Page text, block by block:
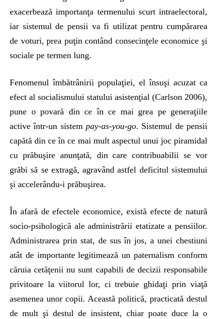
exacerbează importanţa termenului scurt intraelectoral,
iar sistemul de pensii va fi utilizat pentru cumpărarea
de voturi, prea puţin contând consecinţele economice şi
sociale pe termen lung.
Fenomenul îmbătrânirii populaţiei, el însuşi acuzat ca
efect al socialismului statului asistenţial (Carlson 2006),
pune o povară din ce în ce mai grea pe generaţiile
active într-un sistem pay-as-you-go. Sistemul de pensii
capătă din ce în ce mai mult aspectul unui joc piramidal
cu prăbuşire anunţată, din care contribuabilii se vor
grăbi să se extragă, agravând astfel deficitul sistemului
şi accelerându-i prăbuşirea.
În afară de efectele economice, există efecte de natură
socio-psihologică ale administrării etatizate a pensiilor.
Administrarea prin stat, de sus în jos, a unei chestiuni
atât de importante legitimează un paternalism conform
căruia cetăţenii nu sunt capabili de decizii responsabile
privitoare la viitorul lor, ci trebuie ghidaţi prin viaţă
asemenea unor copii. Această politică, practicată destul
de mult şi destul de insistent, chiar poate duce la o